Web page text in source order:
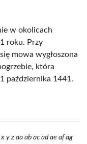
w okolicach
roku. Przy
mowa wygłoszona
która
października 1441.
y z aa ab ac ad ae af ag